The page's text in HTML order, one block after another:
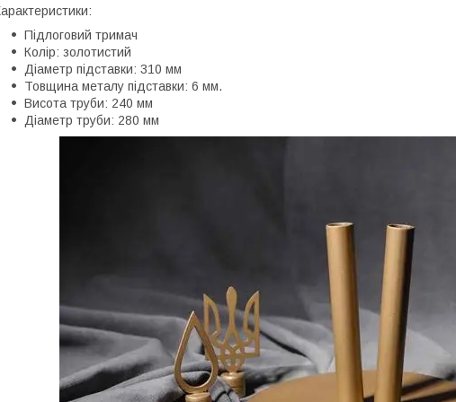
Підлоговий тримач
Колір: золотистий
Діаметр підставки: 310 мм
Товщина металу підставки: 6 мм.
Висота труби: 240 мм
Діаметр труби: 280 мм